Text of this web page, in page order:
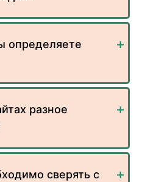
определяете
разное
сверять с